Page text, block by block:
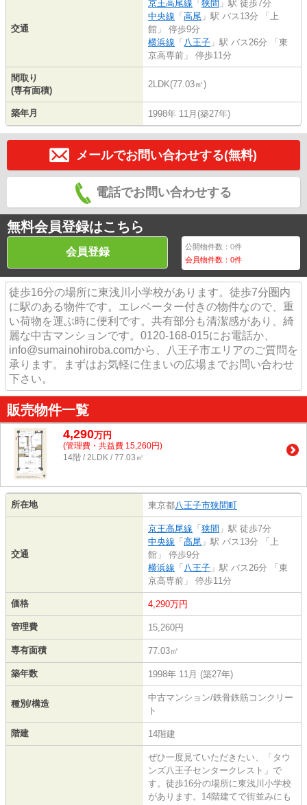
交通
京王高尾線 「 狭間 」駅 徒歩7分
中央線 「 高尾 」駅 バス13分 「上
館」 停歩9分
横浜線 「 八王子 」駅 バス26分 「東
京高専前」 停歩11分
間取り
(専有面積)
2LDK(77.03㎡)
築年月 1998年 11月(築27年)
メールでお問い合わせする(無料)
電話でお問い合わせする
無料会員登録はこちら
会員登録 公開物件数：0件
会員物件数：0件
徒歩16分の場所に東浅川小学校があります。徒歩7分圏内
に駅のある物件です。エレベーター付きの物件なので、重
い荷物を運ぶ時に便利です。共有部分も清潔感があり、綺
麗な中古マンションです。0120-168-015にお電話か、
info@sumainohiroba.comから、八王子市エリアのご質問を
承ります。まずはお気軽に住まいの広場までお問い合わせ
下さい。
販売物件一覧
4,290万円
(管理費・共益費 15,260円)
14階 / 2LDK / 77.03㎡
所在地 東京都八王子市狭間町
交通
京王高尾線 「 狭間 」駅 徒歩7分
中央線 「 高尾 」駅 バス13分 「上
館」 停歩9分
横浜線 「 八王子 」駅 バス26分 「東
京高専前」 停歩11分
価格 4,290万円
管理費 15,260円
専有面積 77.03㎡
築年数 1998年 11月 (築27年)
種別/構造
中古マンション/鉄骨鉄筋コンクリー
ト
階建 14階建
ぜひ一度見ていただきたい、「タウ
ンズ八王子センタークレスト」で
す。徒歩16分の場所に東浅川小学校
があります。14階建てで街並みにも